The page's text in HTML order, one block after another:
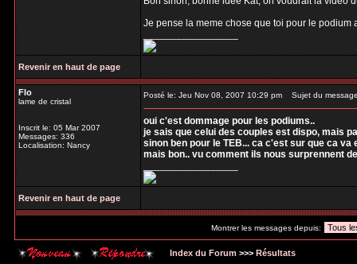
Je pense la meme chose que toi pour le podium
_________________
Revenir en haut de page
Flo
lame de cristal
Inscrit le: 05 Mar 2007
Messages: 336
Localisation: Nancy
Posté le: Jeu Nov 08, 2007 10:29 pm Sujet du
oui c'est dommage pour les podiums..
je sais que celui des couples est dispo, mais
sinon ben pour le TEB... ca c'est sur que ca va
mais bon.. vu comment ils nous surprennent
_________________
Revenir en haut de page
Montrer les messages depuis:
Index du Forum >>> Résultats